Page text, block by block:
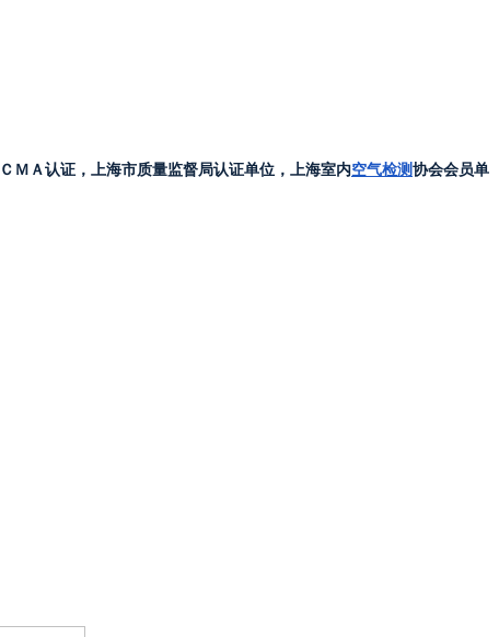
ＣＭＡ认证，上海市质量监督局认证单位，上海室内空气检测协会会员单